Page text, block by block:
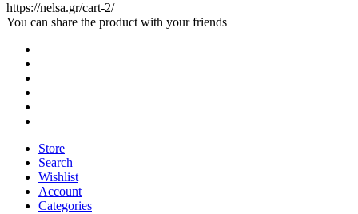
https://nelsa.gr/cart-2/
You can share the product with your friends
Store
Search
Wishlist
Account
Categories